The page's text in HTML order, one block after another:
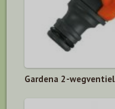
Gardena 2-